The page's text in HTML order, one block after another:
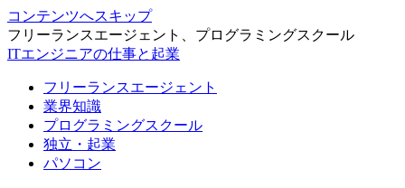
コンテンツへスキップ
フリーランスエージェント、プログラミングスクール
ITエンジニアの仕事と起業
フリーランスエージェント
業界知識
プログラミングスクール
独立・起業
パソコン